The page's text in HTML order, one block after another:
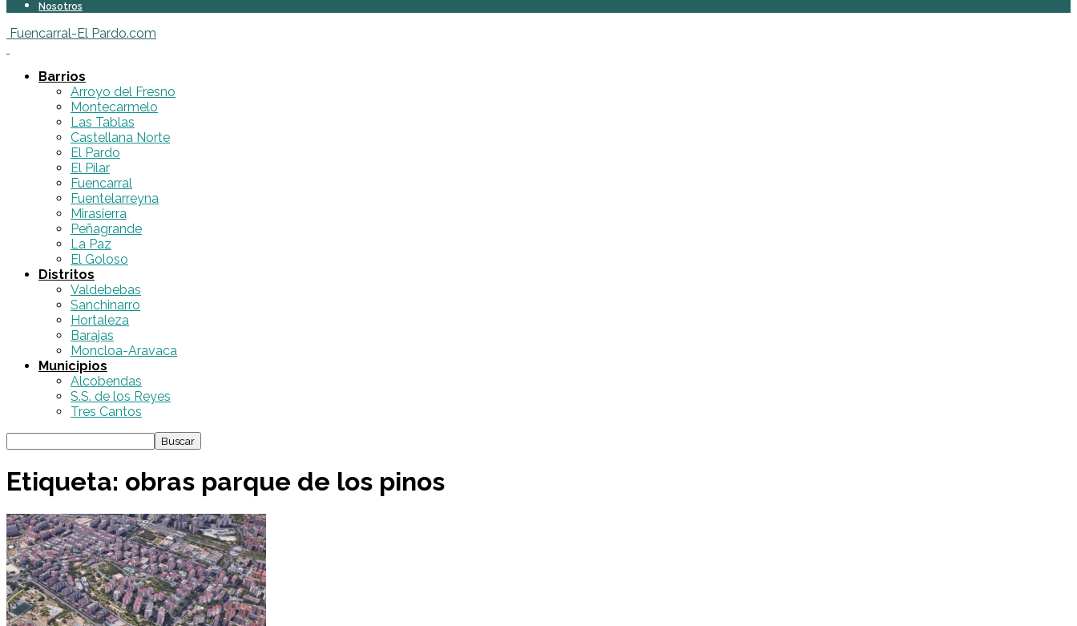
Nosotros
Fuencarral-El Pardo.com
Barrios
Arroyo del Fresno
Montecarmelo
Las Tablas
Castellana Norte
El Pardo
El Pilar
Fuencarral
Fuentelarreyna
Mirasierra
Peñagrande
La Paz
El Goloso
Distritos
Valdebebas
Sanchinarro
Hortaleza
Barajas
Moncloa-Aravaca
Municipios
Alcobendas
S.S. de los Reyes
Tres Cantos
Etiqueta: obras parque de los pinos